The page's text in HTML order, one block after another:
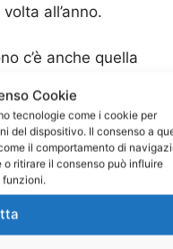
Cookie
tecnologie come i cookie per
del dispositivo. Il consenso a
il comportamento di
ritirare il consenso può influire
funzioni.
all’anno.
c’è anche quella
per
propria protezione
si sono
di
intrinseche